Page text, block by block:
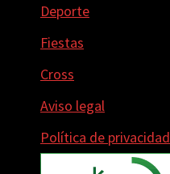
Deporte
Fiestas
Cross
Aviso legal
Política de privacidad